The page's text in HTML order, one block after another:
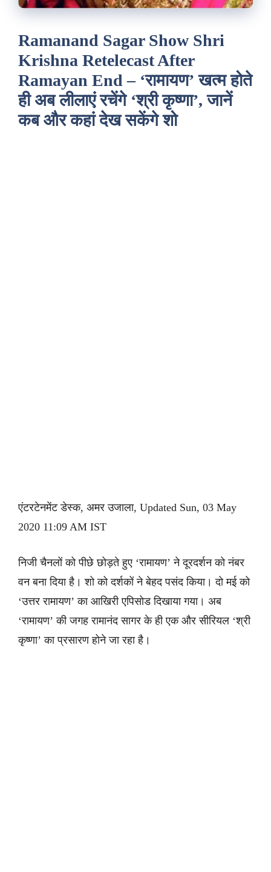
Ramanand Sagar Show Shri
Krishna Retelecast After
Ramayan End – ‘रामायण’ खत्म होते
ही अब लीलाएं रचेंगे ‘श्री कृष्णा’, जानें
कब और कहां देख सकेंगे शो
एंटरटेनमेंट डेस्क, अमर उजाला, Updated Sun, 03 May
2020 11:09 AM IST
निजी चैनलों को पीछे छोड़ते हुए ‘रामायण’ ने दूरदर्शन को नंबर
वन बना दिया है। शो को दर्शकों ने बेहद पसंद किया। दो मई को
‘उत्तर रामायण’ का आखिरी एपिसोड दिखाया गया। अब
‘रामायण’ की जगह रामानंद सागर के ही एक और सीरियल ‘श्री
कृष्णा’ का प्रसारण होने जा रहा है।